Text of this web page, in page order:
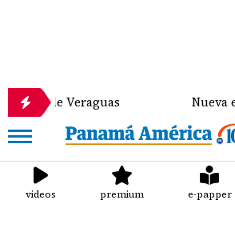
Veraguas Nueva estafa
videos premium e-papper